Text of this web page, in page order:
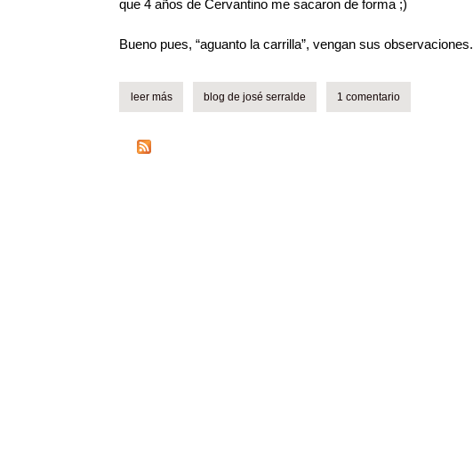
que 4 años de Cervantino me sacaron de forma ;)
Bueno pues, “aguanto la carrilla”, vengan sus observaciones.
leer mássobre audio: improvisación - a la manera de villa-lobos
blog de josé serralde 1 comentario